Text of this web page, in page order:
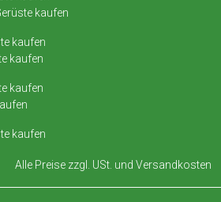
kaufen
kaufen
kaufen
kaufen
kaufen
Alle Preise zzgl. USt. und Versandkosten